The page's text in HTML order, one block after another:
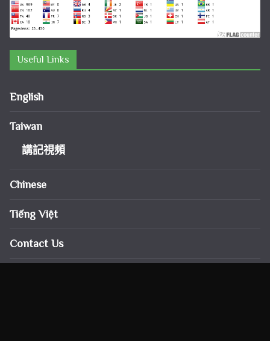
Useful Links
English
Taiwan
講記視頻
Chinese
Tiếng Việt
Contact Us